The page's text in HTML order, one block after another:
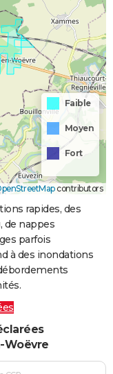
Faible
Moyen
Fort
contributors
rapides, des
de nappes
parfois
à des inondations
Woëvre